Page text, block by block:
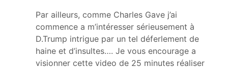
Par ailleurs, comme Charles Gave j’ai
commence a m’intéresser sérieusement à
D.Trump intrigue par un tel déferlement de
haine et d’insultes…. Je vous encourage a
visionner cette video de 25 minutes réaliser